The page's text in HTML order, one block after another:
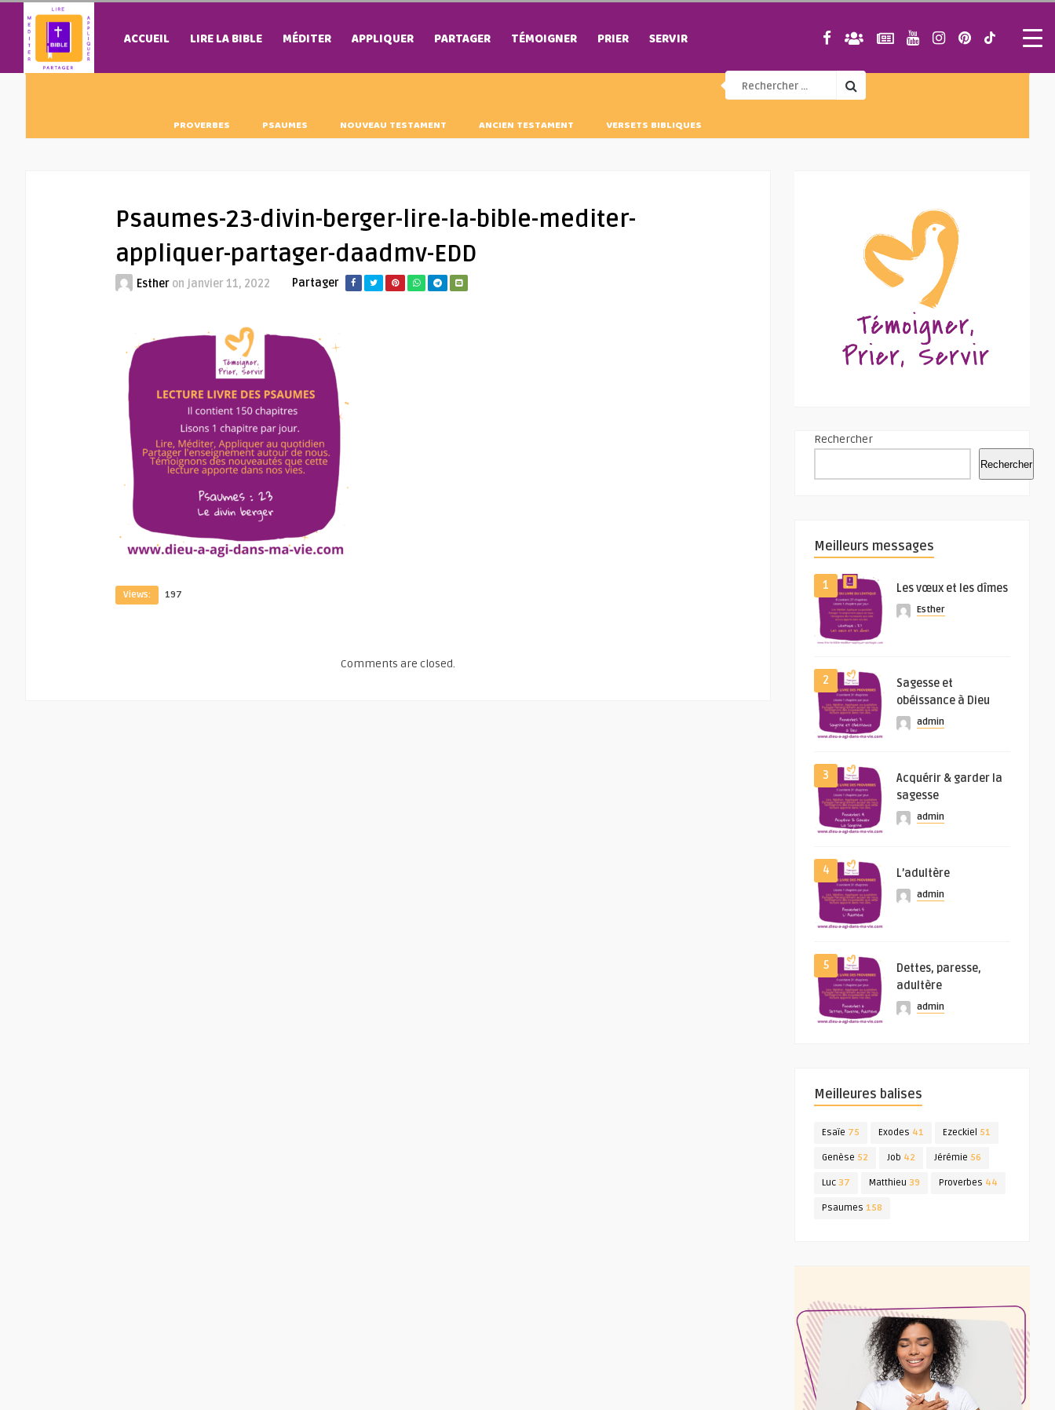
ACCUEIL LIRE LA BIBLE MÉDITER APPLIQUER PARTAGER TÉMOIGNER PRIER SERVIR
PROVERBES PSAUMES NOUVEAU TESTAMENT ANCIEN TESTAMENT VERSETS BIBLIQUES
Psaumes-23-divin-berger-lire-la-bible-mediter-
appliquer-partager-daadmv-EDD
Esther on janvier 11, 2022 Partager
Views: 197
Comments are closed.
Rechercher
Rechercher
Meilleurs messages
1 Les vœux et les dîmes
Esther
2
Sagesse et
obéissance à Dieu
admin
3
Acquérir & garder la
sagesse
admin
4 L’adultère
admin
5
Dettes, paresse,
adultère
admin
Meilleures balises
Esaïe 75 Exodes 41 Ezeckiel 51
Genèse 52 Job 42 Jérémie 56
Luc 37 Matthieu 39 Proverbes 44
Psaumes 158